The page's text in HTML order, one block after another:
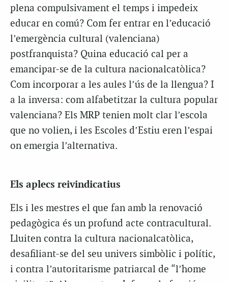
plena compulsivament el temps i impedeix
educar en comú? Com fer entrar en l’educació
l’emergència cultural (valenciana)
postfranquista? Quina educació cal per a
emancipar-se de la cultura nacionalcatòlica?
Com incorporar a les aules l’ús de la llengua? I
a la inversa: com alfabetitzar la cultura popular
valenciana? Els MRP tenien molt clar l’escola
que no volien, i les Escoles d’Estiu eren l’espai
on emergia l’alternativa.
Els aplecs reivindicatius
Els i les mestres el que fan amb la renovació
pedagògica és un profund acte contracultural.
Lluiten contra la cultura nacionalcatòlica,
desafiliant-se del seu univers simbòlic i polític,
i contra l’autoritarisme patriarcal de “l’home